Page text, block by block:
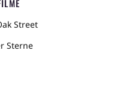
Street
Sterne